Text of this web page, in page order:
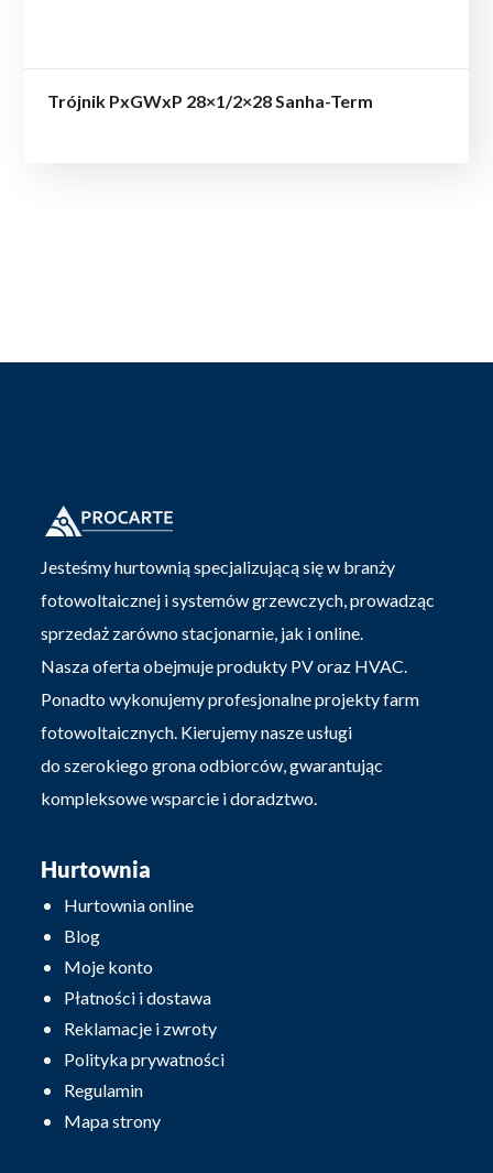
Trójnik PxGWxP 28×1/2×28 Sanha-Term
Jesteśmy hurtownią specjalizującą się w branży
fotowoltaicznej i systemów grzewczych, prowadząc
sprzedaż zarówno stacjonarnie, jak i online.
Nasza oferta obejmuje produkty PV oraz HVAC.
Ponadto wykonujemy profesjonalne projekty farm
fotowoltaicznych. Kierujemy nasze usługi
do szerokiego grona odbiorców, gwarantując
kompleksowe wsparcie i doradztwo.
Hurtownia
Hurtownia online
Blog
Moje konto
Płatności i dostawa
Reklamacje i zwroty
Polityka prywatności
Regulamin
Mapa strony